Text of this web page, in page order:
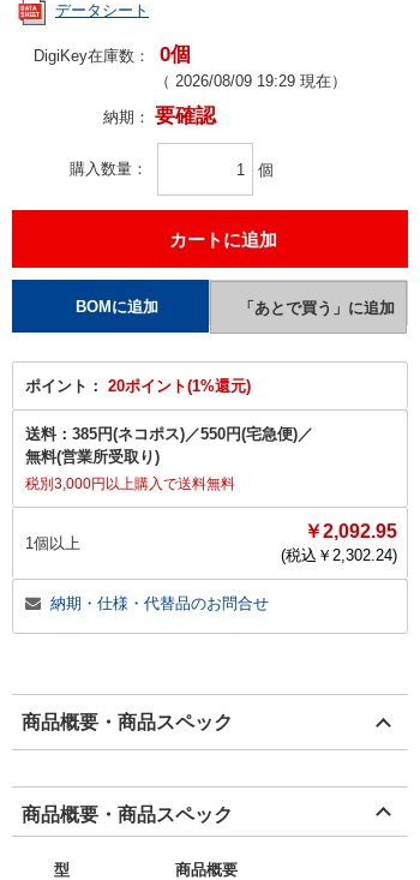
データシート
DigiKey在庫数： 0個
（ 2026/08/09 19:29 現在）
納期： 要確認
購入数量 個
ポイント： 20ポイント(1%還元)
送料： 385円(ネコポス)／550円(宅急便)／
無料(営業所受取り)
税別3,000円以上購入で送料無料
1個以上
￥2,092.95
(税込￥ 2,302.24)
納期・仕様・代替品のお問合せ
商品概要・商品スペック
商品概要・商品スペック
型 商品概要